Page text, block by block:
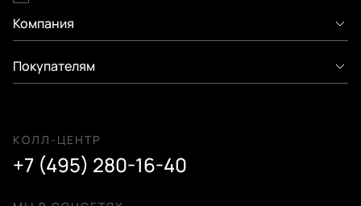
Компания
Покупателям
КОЛЛ-ЦЕНТР
+7 (495) 280-16-40